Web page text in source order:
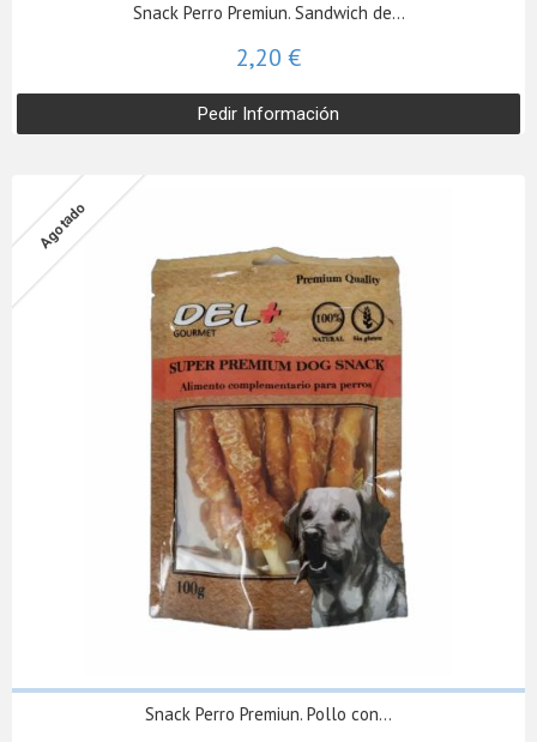
Snack Perro Premiun. Sandwich de...
2,20 €
Pedir Información
Agotado
Snack Perro Premiun. Pollo con...